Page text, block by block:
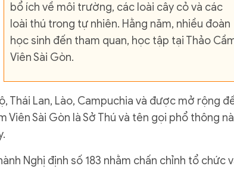
bổ ích về môi trường, các loài cây cỏ và các
loài thú trong tự nhiên. Hằng năm, nhiều đoàn
học sinh đến tham quan, học tập tại Thảo
Viên Sài Gòn.
Thái Lan, Lào, Campuchia và được mở rộng
Viên Sài Gòn là Sở Thú và tên gọi phổ thông
Nghị định số 183 nhằm chấn chỉnh tổ chức